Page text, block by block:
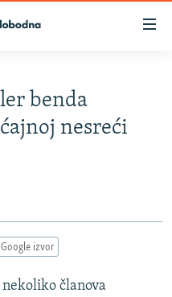
benda
nesreći
izvor
članova